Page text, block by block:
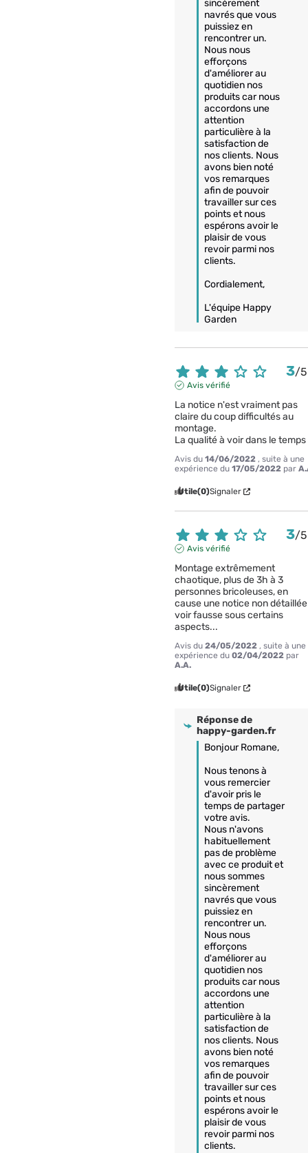
sincèrement
navrés que vous
puissiez en
rencontrer un.
Nous nous
efforçons
d'améliorer au
quotidien nos
produits car nous
accordons une
attention
particulière à la
satisfaction de
nos clients. Nous
avons bien noté
vos remarques
afin de pouvoir
travailler sur ces
points et nous
espérons avoir le
plaisir de vous
revoir parmi nos
clients.
Cordialement,
L'équipe Happy
Garden
3/5
Avis vérifié
La notice n'est vraiment pas
claire du coup difficultés au
montage.
La qualité à voir dans le temps
Avis du14/06/2022 , suite à une
expérience du17/05/2022 par
Utile(0)Signaler
3/5
Avis vérifié
Montage extrêmement
chaotique, plus de 3h à 3
personnes bricoleuses, en
cause une notice non détaillée
voir fausse sous certains
aspects...
Avis du24/05/2022 , suite à une
expérience du02/04/2022 par
A.A.
Utile(0)Signaler
Réponse de
happy-garden.fr
Bonjour Romane,
Nous tenons à
vous remercier
d'avoir pris le
temps de partager
votre avis.
Nous n'avons
habituellement
pas de problème
avec ce produit et
nous sommes
sincèrement
navrés que vous
puissiez en
rencontrer un.
Nous nous
efforçons
d'améliorer au
quotidien nos
produits car nous
accordons une
attention
particulière à la
satisfaction de
nos clients. Nous
avons bien noté
vos remarques
afin de pouvoir
travailler sur ces
points et nous
espérons avoir le
plaisir de vous
revoir parmi nos
clients.